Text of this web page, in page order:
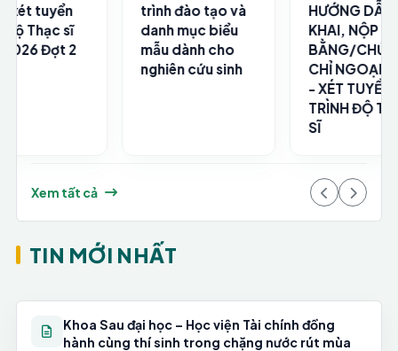
HƯỚNG DẪN KÊ
KHAI, NỘP VĂN
BẰNG/CHỨNG
CHỈ NGOẠI NGỮ
NỘP HỒ SƠ XÉT
TUYỂN TRÌNH ĐỘ
TIẾN SĨ NĂM 2026
- ĐỢT 2
Xem tất cả
TIN MỚI NHẤT
Khoa Sau đại học – Học viện Tài chính đồng
hành cùng thí sinh trong chặng nước rút mùa